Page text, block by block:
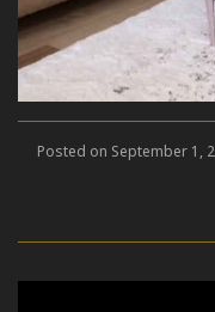
Posted on September 1,